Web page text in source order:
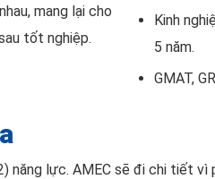
mang lại cho
tốt nghiệp.
Kinh
5 năm.
GMAT,
năng lực. AMEC sẽ đi chi tiết